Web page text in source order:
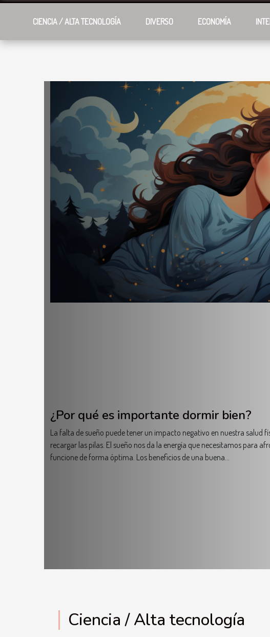
CIENCIA / ALTA TECNOLOGÍA DIVERSO ECONOMÍA
¿Por qué es importante dormir bien?
La falta de sueño puede tener un impacto negativo en nuestra salud
recargar las pilas. El sueño nos da la energía que necesitamos para
funcione de forma óptima. Los beneficios de una buena...
Ciencia / Alta tecnología